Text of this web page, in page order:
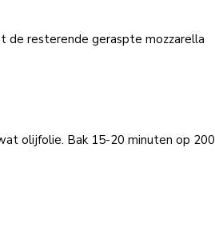
de resterende geraspte mozzarella
olijfolie. Bak 15-20 minuten op 200